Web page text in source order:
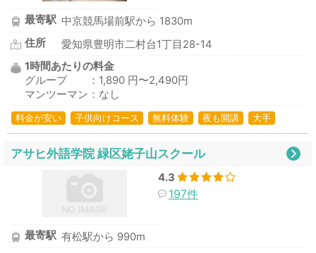
最寄駅 中京競馬場前駅から 1830m
住所
愛知県豊明市二村台1丁目28-14
1時間あたりの料金
グループ ：1,890 円〜2,490円
マンツーマン：なし
料金が安い 子供向けコース 無料体験 夜も開講 大手
アサヒ外語学院 緑区姥子山スクール
4.3
197件
最寄駅 有松駅から 990m